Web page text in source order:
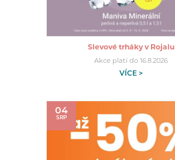
Slevové trháky v Rojalu
Akce platí do 16.8.2026
VÍCE >
04
SRP